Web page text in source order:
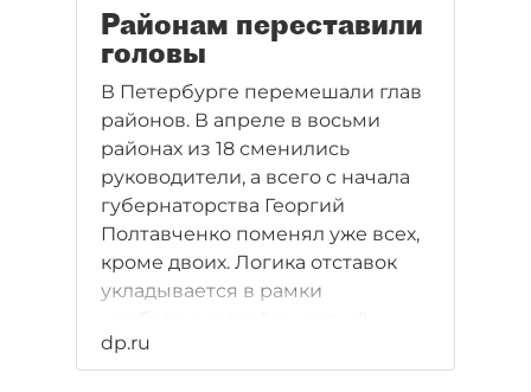
Районам переставили
головы
В Петербурге перемешали глав
районов. В апреле в восьми
районах из 18 сменились
руководители, а всего с начала
губернаторства Георгий
Полтавченко поменял уже всех,
кроме двоих. Логика отставок
укладывается в рамки
команды и общих для всех
коммунальных проблем. Одним
dp.ru